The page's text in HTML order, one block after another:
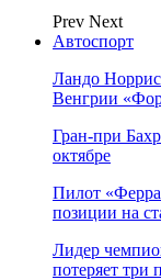
Prev Next
Автоспорт
Ландо
Венгрии
Гран‑при
октябре
Пилот
позиции на
Лидер
потеряет три